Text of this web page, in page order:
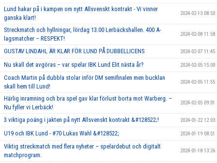
Lund hakar på i kampen om nytt Allsvenskt kontrakt - Vi vinner
ganska klart!
2024-02-13 08:50
Streckmatch och hyllningar, lördag 13.00 Lerbäckshallen. 400 A-
lagsmatcher – RESPEKT!
2024-02-08 11:58
GUSTAV LINDAHL ÄR KLAR FÖR LUND PÅ DUBBELLICENS 2024-02-07 11:45
Nu skall det avgöras – var spelar IBK Lund Elit nästa år? 2024-02-05 15:00
Coach Martin på dubbla stolar inför DM semifinalen men bucklan
skall hem till Lund!
2024-02-05 11:55
Härlig inramning och bra spel gav klar förlust borta mot Warberg. –
Nu fyller vi Lerbäck!
2024-02-05 09:01
3 viktiga poäng i jakten på nytt Allsvenskt kontrakt &#128522;! 2024-01-22 12:03
U19 och IBK Lund - #70 Lukas Wahl &#128522; 2024-01-19 08:51
Viktig streckmatch med flera nyheter – spelardebut och digitalt
matchprogram.
2024-01-18 13:26